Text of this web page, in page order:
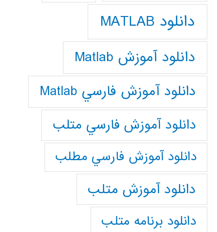
دانلود MATLAB
دانلود آموزش Matlab
دانلود آموزش فارسي Matlab
دانلود آموزش فارسي متلب
دانلود آموزش فارسي مطلب
دانلود آموزش متلب
دانلود برنامه متلب